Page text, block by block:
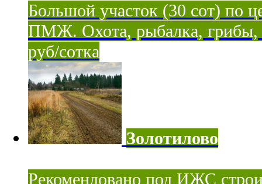
Большой участок (30 сот) по
ПМЖ. Охота, рыбалка, грибы,
руб/сотка
Золотилово
Рекомендовано под ИЖС